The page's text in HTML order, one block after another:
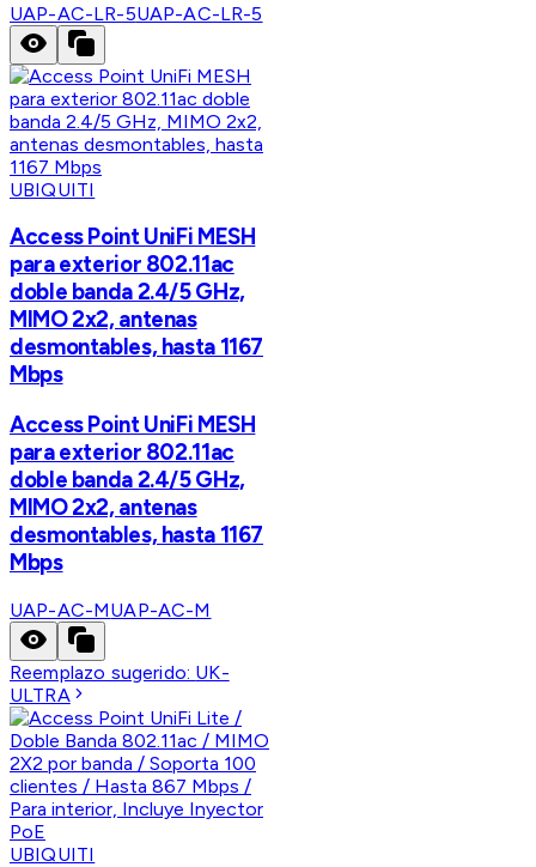
UAP-AC-LR-5UAP-AC-LR-5
UBIQUITI
Access Point UniFi MESH
para exterior 802.11ac
doble banda 2.4/5 GHz,
MIMO 2x2, antenas
desmontables, hasta 1167
Mbps
Access Point UniFi MESH
para exterior 802.11ac
doble banda 2.4/5 GHz,
MIMO 2x2, antenas
desmontables, hasta 1167
Mbps
UAP-AC-MUAP-AC-M
Reemplazo sugerido: UK-
ULTRA
UBIQUITI